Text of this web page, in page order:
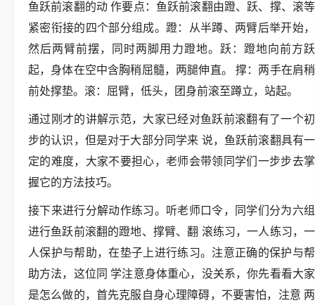
鱼跃前滚翻的动 作要点：鱼跃前滚翻由蹬、跃、撑、滚等
紧密衔接的四个部分组成。蹬：从半蹲、两臂后举开始，
然后两臂前摆，同时两脚用力蹬地。跃：蹬地向前方跃
起，身体在空中含胸稍屈髓，两腿伸直。 撑：两手在肩稍
前处撑垫。滚：屈臂，低头，团身前滚至蹲立，站起。
通过刚才的讲解示范，大家已经对鱼跃前滚翻有了一个初
步的认识，但是对于大部分同学来 说，鱼跃前滚翻具有一
定的难度，大家不要担心，老师会带领同学们一步步去掌
握它的方法技巧。
接下来进行分解动作练习。听老师口令，同学们分为六组
进行鱼跃前滚翻的蹬地、撑臂、翻 滚练习，一人练习，一
人保护与帮助，在垫子上进行练习。注意正确的保护与帮
助方法，这位同 学注意身体重心，没关系，你先看看大家
是怎么做的，首先克服自身心理障碍，不要害怕，注意 两